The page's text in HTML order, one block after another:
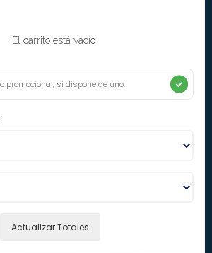
El carrito está vacío
Actualizar Totales